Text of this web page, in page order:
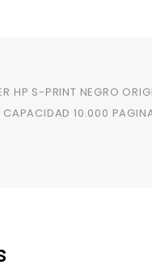
HP S-PRINT NEGRO
CAPACIDAD 10.000